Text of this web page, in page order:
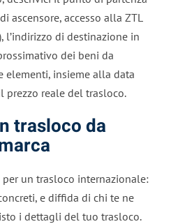
ascensore, accesso alla ZTL
l’indirizzo di destinazione in
dei beni da
elementi, insieme alla data
prezzo reale del trasloco.
trasloco da
un trasloco internazionale:
e diffida di chi te ne
i dettagli del tuo trasloco.